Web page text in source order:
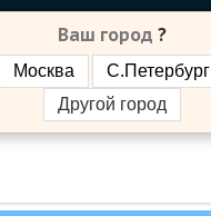
Ваш город ?
Москва
С.Петербург
Другой город